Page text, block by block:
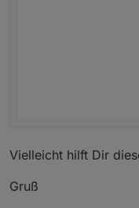
Vielleicht hilft Dir
Gruß